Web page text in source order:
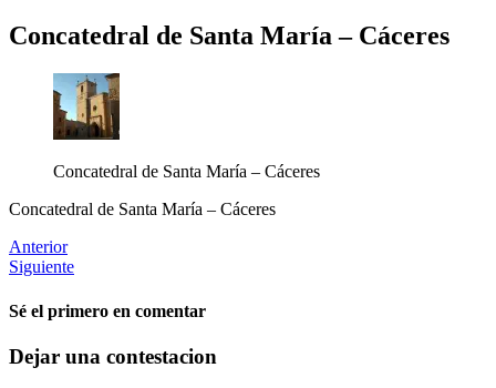
Concatedral de Santa María – Cáceres
Concatedral de Santa María – Cáceres
Concatedral de Santa María – Cáceres
Anterior
Siguiente
Sé el primero en comentar
Dejar una contestacion